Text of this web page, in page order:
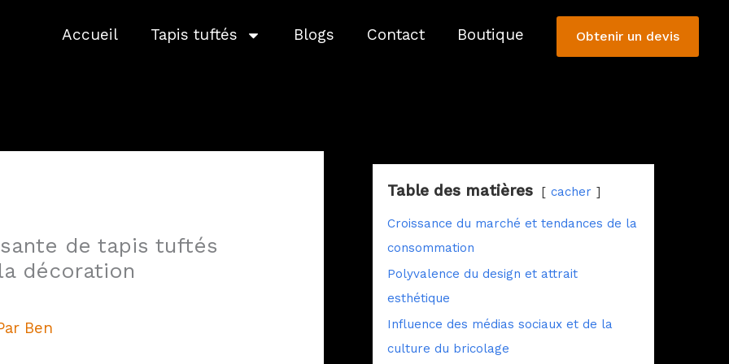
Accueil Tapis tuftés Blogs Contact Boutique Obtenir un devis
de tapis tuftés
décoration
Ben
Table des matières cacher
Croissance du marché et tendances de la
consommation
Polyvalence du design et attrait
esthétique
Influence des médias sociaux et de la
culture du bricolage